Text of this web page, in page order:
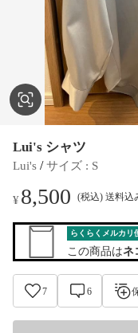
Lui's シャツ
Lui's / サイズ : S
¥8,500 (税込) 送料込
らくらくメルカリ
この商品はネ
7 6